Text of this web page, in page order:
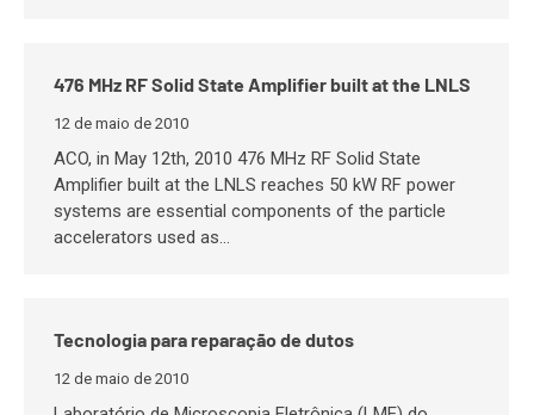
476 MHz RF Solid State Amplifier built at the LNLS
12 de maio de 2010
ACO, in May 12th, 2010 476 MHz RF Solid State
Amplifier built at the LNLS reaches 50 kW RF power
systems are essential components of the particle
accelerators used as…
Tecnologia para reparação de dutos
12 de maio de 2010